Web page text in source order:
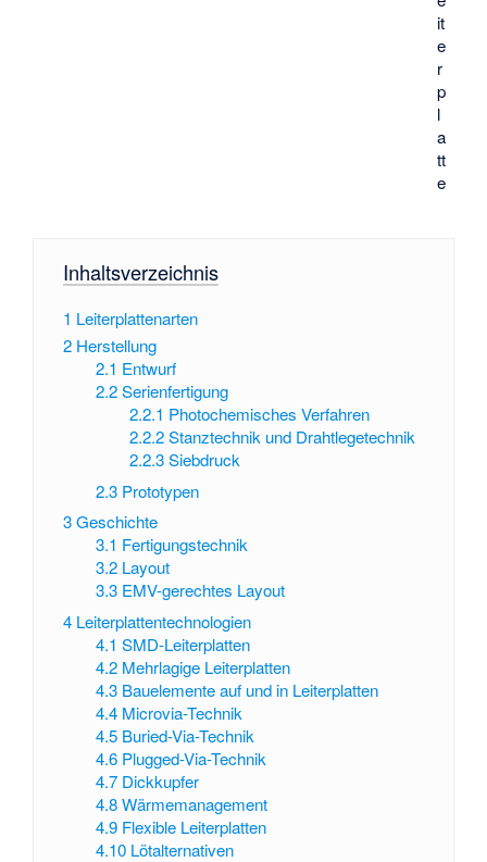
it
e
r
p
l
a
tt
e
Inhaltsverzeichnis
1 Leiterplattenarten
2 Herstellung
2.1 Entwurf
2.2 Serienfertigung
2.2.1 Photochemisches Verfahren
2.2.2 Stanztechnik und Drahtlegetechnik
2.2.3 Siebdruck
2.3 Prototypen
3Geschichte
3.1 Fertigungstechnik
3.2 Layout
3.3 EMV-gerechtes Layout
4 Leiterplattentechnologien
4.1 SMD-Leiterplatten
4.2 Mehrlagige Leiterplatten
4.3 Bauelemente auf und in Leiterplatten
4.4 Microvia-Technik
4.5 Buried-Via-Technik
4.6 Plugged-Via-Technik
4.7 Dickkupfer
4.8 Wärmemanagement
4.9 Flexible Leiterplatten
4.10 Lötalternativen